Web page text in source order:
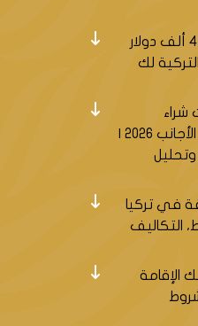
اشتري عقارًا بقيمة 400 ألف دولار
لك
شراء
وتحليل
في تركيا
التكاليف
الإقامة